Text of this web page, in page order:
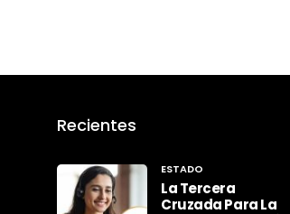
Recientes
ESTADO
La Tercera
Cruzada Para La